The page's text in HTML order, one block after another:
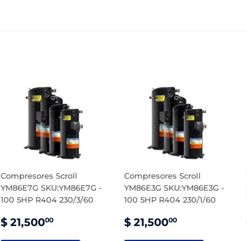
Compresores Scroll
YM86E7G SKU:YM86E7G -
100 5HP R404 230/3/60
PRECIO
$ 21,50000
Compresores Scroll
YM86E3G SKU:YM86E3G -
100 5HP R404 230/1/60
PRECIO
$ 21,50000